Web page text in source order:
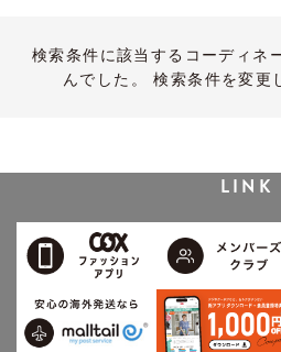
検索条件に該当するコーディネ
んでした。 検索条件を変更
LINK